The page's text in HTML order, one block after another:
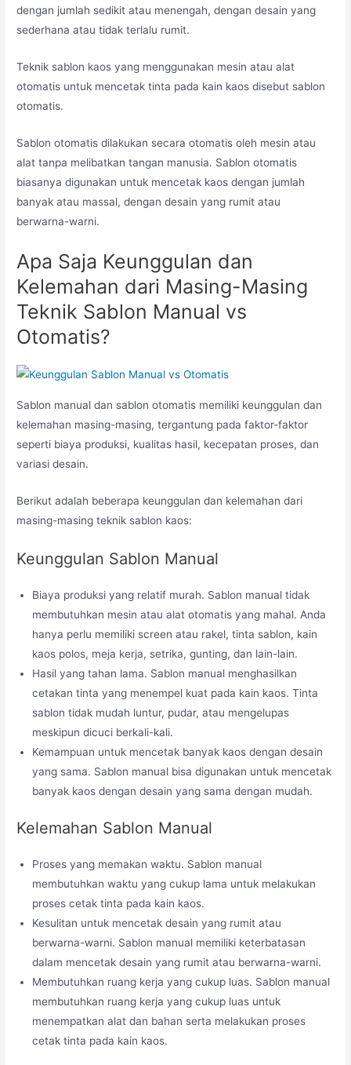
dengan jumlah sedikit atau menengah, dengan desain yang
sederhana atau tidak terlalu rumit.
Teknik sablon kaos yang menggunakan mesin atau alat
otomatis untuk mencetak tinta pada kain kaos disebut sablon
otomatis.
Sablon otomatis dilakukan secara otomatis oleh mesin atau
alat tanpa melibatkan tangan manusia. Sablon otomatis
biasanya digunakan untuk mencetak kaos dengan jumlah
banyak atau massal, dengan desain yang rumit atau
berwarna-warni.
Apa Saja Keunggulan dan
Kelemahan dari Masing-Masing
Teknik Sablon Manual vs
Otomatis?
Sablon manual dan sablon otomatis memiliki keunggulan dan
kelemahan masing-masing, tergantung pada faktor-faktor
seperti biaya produksi, kualitas hasil, kecepatan proses, dan
variasi desain.
Berikut adalah beberapa keunggulan dan kelemahan dari
masing-masing teknik sablon kaos:
Keunggulan Sablon Manual
Biaya produksi yang relatif murah. Sablon manual tidak
membutuhkan mesin atau alat otomatis yang mahal. Anda
hanya perlu memiliki screen atau rakel, tinta sablon, kain
kaos polos, meja kerja, setrika, gunting, dan lain-lain.
Hasil yang tahan lama. Sablon manual menghasilkan
cetakan tinta yang menempel kuat pada kain kaos. Tinta
sablon tidak mudah luntur, pudar, atau mengelupas
meskipun dicuci berkali-kali.
Kemampuan untuk mencetak banyak kaos dengan desain
yang sama. Sablon manual bisa digunakan untuk mencetak
banyak kaos dengan desain yang sama dengan mudah.
Kelemahan Sablon Manual
Proses yang memakan waktu. Sablon manual
membutuhkan waktu yang cukup lama untuk melakukan
proses cetak tinta pada kain kaos.
Kesulitan untuk mencetak desain yang rumit atau
berwarna-warni. Sablon manual memiliki keterbatasan
dalam mencetak desain yang rumit atau berwarna-warni.
Membutuhkan ruang kerja yang cukup luas. Sablon manual
membutuhkan ruang kerja yang cukup luas untuk
menempatkan alat dan bahan serta melakukan proses
cetak tinta pada kain kaos.